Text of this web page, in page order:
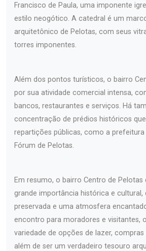
Francisco de Paula, uma imponente
estilo neogótico. A catedral é um
arquitetônico de Pelotas, com seus
torres imponentes.
Além dos pontos turísticos, o bairro
por sua atividade comercial intensa,
bancos, restaurantes e serviços. Há
concentração de prédios históricos
repartições públicas, como a
Fórum de Pelotas.
Em resumo, o bairro Centro de Pelotas
grande importância histórica e
preservada e uma atmosfera
encontro para moradores e visitantes,
variedade de opções de lazer,
além de ser um verdadeiro tesouro